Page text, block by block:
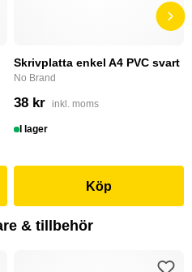
Skrivplatta enkel A4 PVC svart
No Brand
38 kr inkl. moms
I lager
Köp
& tillbehör